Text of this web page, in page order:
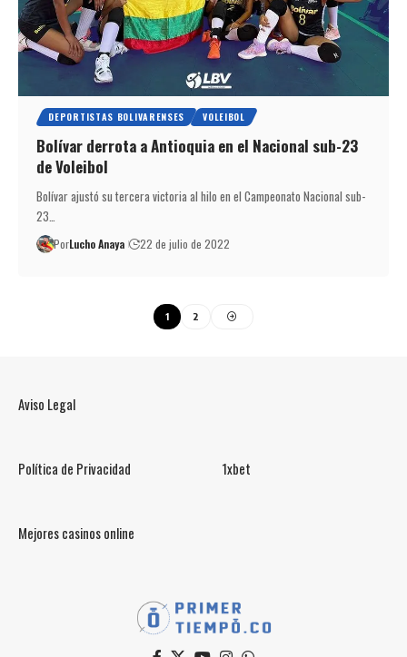
DEPORTISTAS BOLIVARENSES VOLEIBOL
Bolívar derrota a Antioquia en el Nacional sub-23
de Voleibol
Bolívar ajustó su tercera victoria al hilo en el Campeonato Nacional sub-
23…
PorLucho Anaya 22 de julio de 2022
1 2
Aviso Legal
Política de Privacidad 1xbet
Mejores casinos online